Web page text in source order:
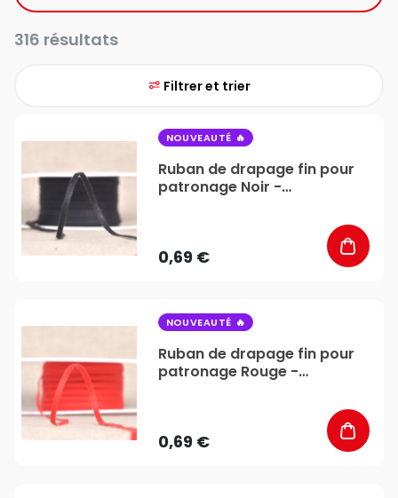
316 résultats
Filtrer et trier
NOUVEAUTÉ
Ruban de drapage fin pour
patronage Noir -
0,69 €
NOUVEAUTÉ
Ruban de drapage fin pour
patronage Rouge -
0,69 €